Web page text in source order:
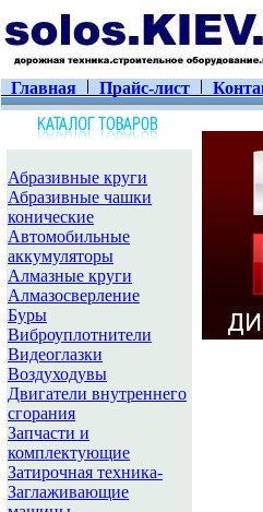
Главная Прайс-лист
Абразивные круги
Абразивные чашки
конические
Автомобильные
аккумуляторы
Алмазные круги
Алмазосверление
Буры
Виброуплотнители
Видеоглазки
Воздуходувы
Двигатели внутреннего
сгорания
Запчасти и
комплектующие
Затирочная техника-
Заглаживающие